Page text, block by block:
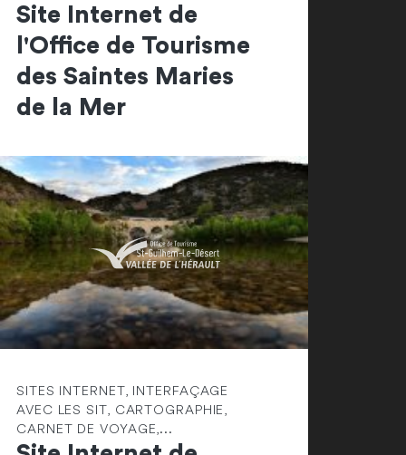
Site Internet de
l'Office de Tourisme
des Saintes Maries
de la Mer
SITES INTERNET, INTERFAÇAGE
AVEC LES SIT, CARTOGRAPHIE,
CARNET DE VOYAGE,...